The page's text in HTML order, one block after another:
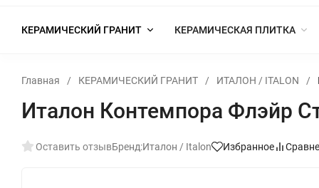
КЕРАМИЧЕСКИЙ ГРАНИТ КЕРАМИЧЕСКАЯ ПЛИТКА
Главная / КЕРАМИЧЕСКИЙ ГРАНИТ / ИТАЛОН / ITALON /
Италон Контемпора Флэйр
Оставить отзывБренд:Италон / Italon Избранное